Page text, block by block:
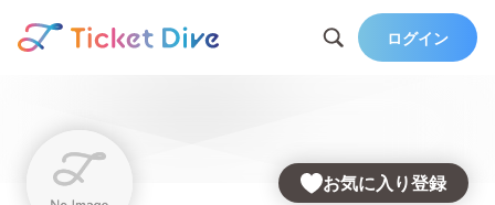
ログイン
お気に入り登録